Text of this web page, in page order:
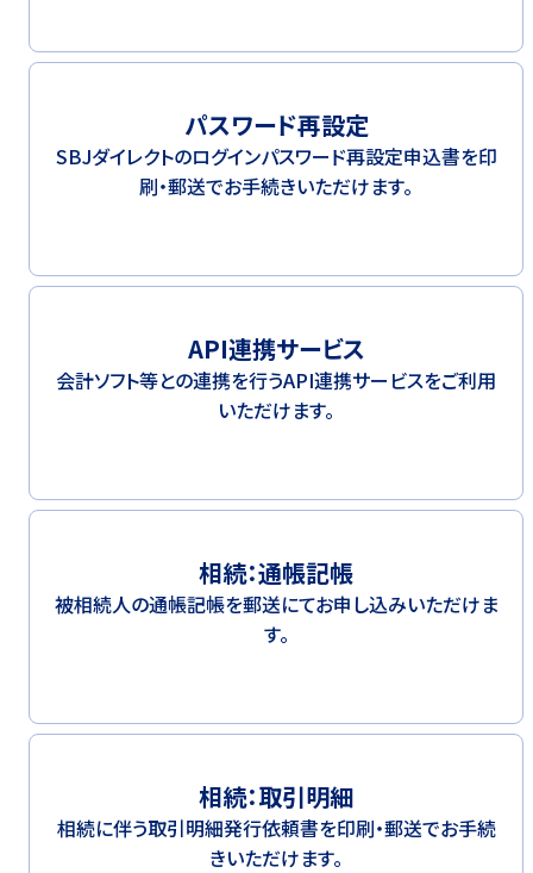
パスワード再設定
SBJダイレクトのログインパスワード再設定申込書を印
刷・郵送でお手続きいただけます。
API連携サービス
会計ソフト等との連携を行うAPI連携サービスをご利用
いただけます。
相続：通帳記帳
被相続人の通帳記帳を郵送にてお申し込みいただけま
す。
相続：取引明細
相続に伴う取引明細発行依頼書を印刷・郵送でお手続
きいただけます。